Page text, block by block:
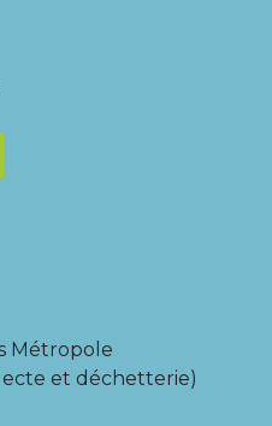
Métropole
et déchetterie)